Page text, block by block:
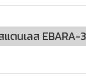
ตนเลส EBARA-